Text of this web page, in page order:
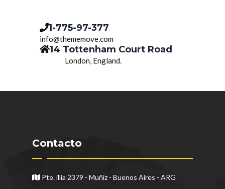
1-775-97-377
info@thememove.com
14 Tottenham Court Road
London, England.
Contacto
Pte. illia 2379 - Muñiz - Buenos Aires - ARG